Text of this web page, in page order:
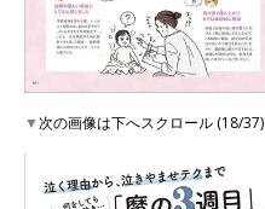
▼次の画像は下へスクロール (18/37)